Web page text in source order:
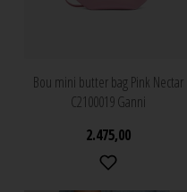
Bou mini butter bag Pink Nectar
C2100019 Ganni
2.475,00